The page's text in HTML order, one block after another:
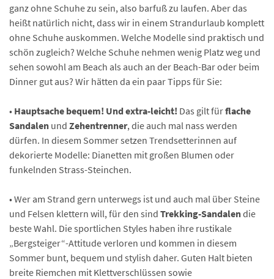
ganz ohne Schuhe zu sein, also barfuß zu laufen. Aber das
heißt natürlich nicht, dass wir in einem Strandurlaub komplett
ohne Schuhe auskommen. Welche Modelle sind praktisch und
schön zugleich? Welche Schuhe nehmen wenig Platz weg und
sehen sowohl am Beach als auch an der Beach-Bar oder beim
Dinner gut aus? Wir hätten da ein paar Tipps für Sie:
• Hauptsache bequem! Und extra-leicht! Das gilt fürflache
Sandalen und Zehentrenner, die auch mal nass werden
dürfen. In diesem Sommer setzen Trendsetterinnen auf
dekorierte Modelle: Dianetten mit großen Blumen oder
funkelnden Strass-Steinchen.
• Wer am Strand gern unterwegs ist und auch mal über Steine
und Felsen klettern will, für den sind Trekking-Sandalendie
beste Wahl. Die sportlichen Styles haben ihre rustikale
„Bergsteiger“-Attitude verloren und kommen in diesem
Sommer bunt, bequem und stylish daher. Guten Halt bieten
breite Riemchen mit Klettverschlüssen sowie